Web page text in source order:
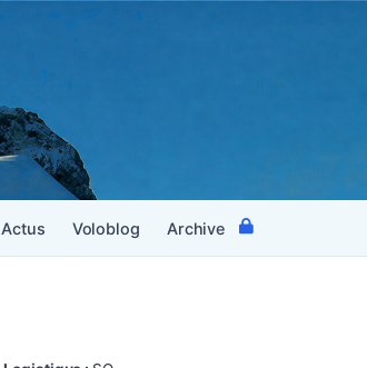
Actus Voloblog Archive